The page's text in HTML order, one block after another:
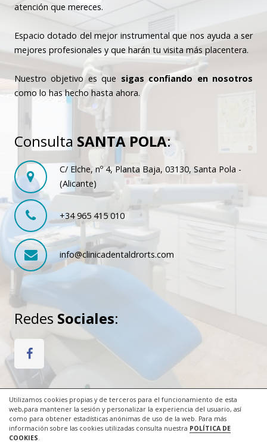
Utilizamos cookies propias y de terceros para el funcionamiento de esta
web,para mantener la sesión y personalizar la experiencia del usuario, así
como para obtener estadísticas anónimas de uso de la web. Para más
información sobre las cookies utilizadas consulta nuestra POLÍTICA DE
COOKIES.
atención que mereces.
Espacio dotado del mejor instrumental que nos ayuda a ser
mejores profesionales y que harán tu visita más placentera.
Nuestro objetivo es que sigas confiando en nosotros
como lo has hecho hasta ahora.
Consulta SANTA POLA:
C/ Elche, nº 4, Planta Baja, 03130, Santa Pola -
(Alicante)
+34 965 415 010
info@clinicadentaldrorts.com
Redes Sociales:
© 2017 Todos los derechos reservados. Diseño web
ACRILONIA